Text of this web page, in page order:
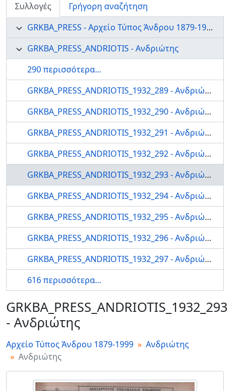
Συλλογές
Γρήγορη αναζήτηση
GRKBA_PRESS - Αρχείο Τύπος Άνδρου 1879-1999
GRKBA_PRESS_ANDRIOTIS - Ανδριώτης
290 περισσότερα...
GRKBA_PRESS_ANDRIOTIS_1932_289 - Ανδριώτης
GRKBA_PRESS_ANDRIOTIS_1932_290 - Ανδριώτης
GRKBA_PRESS_ANDRIOTIS_1932_291 - Ανδριώτης
GRKBA_PRESS_ANDRIOTIS_1932_292 - Ανδριώτης
GRKBA_PRESS_ANDRIOTIS_1932_293 - Ανδριώτης
GRKBA_PRESS_ANDRIOTIS_1932_294 - Ανδριώτης
GRKBA_PRESS_ANDRIOTIS_1932_295 - Ανδριώτης
GRKBA_PRESS_ANDRIOTIS_1932_296 - Ανδριώτης
GRKBA_PRESS_ANDRIOTIS_1932_297 - Ανδριώτης
616 περισσότερα...
GRKBA_PRESS_ANDRIOTIS_1932_293
- Ανδριώτης
Αρχείο Τύπος Άνδρου 1879-1999
Ανδριώτης
Ανδριώτης